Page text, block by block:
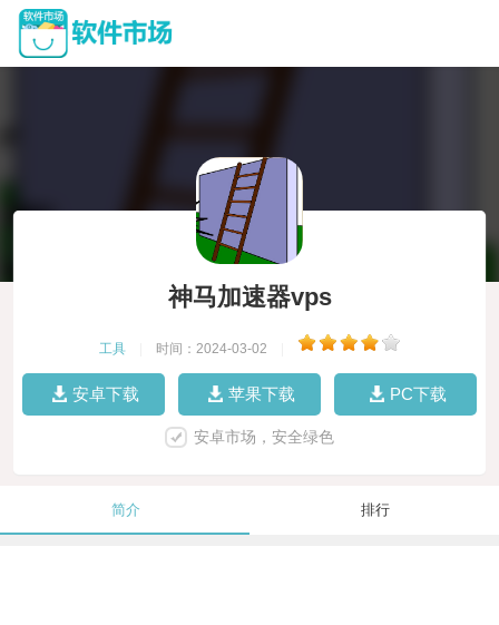
神马加速器vps
工具 时间：2024-03-02
安卓下载 苹果下载 PC下载
安卓市场，安全绿色
简介 排行